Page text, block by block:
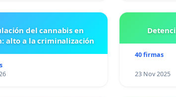
del cannabis en
alto a la criminalización
40 firmas
23 Nov 2025